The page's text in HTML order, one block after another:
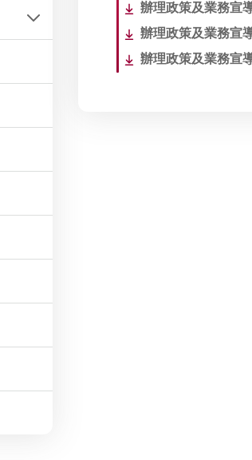
辦理政策及業務宣
辦理政策及業務宣
辦理政策及業務宣